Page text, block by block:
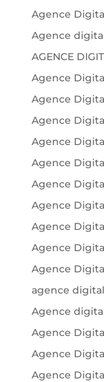
Agence
Agence
AGENCE
Agence
Agence
Agence
Agence
Agence
Agence
Agence
Agence
Agence
Agence
agence
Agence
Agence
Agence
Agence